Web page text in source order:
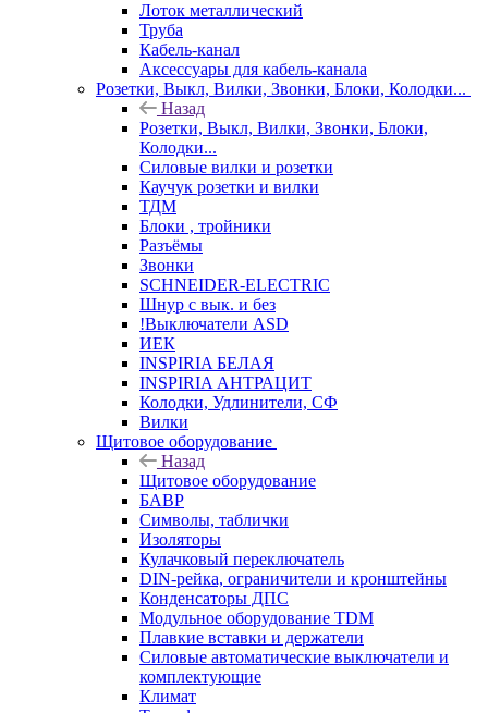
Лоток металлический
Труба
Кабель-канал
Аксессуары для кабель-канала
Розетки, Выкл, Вилки, Звонки, Блоки, Колодки...
Назад
Розетки, Выкл, Вилки, Звонки, Блоки,
Колодки...
Силовые вилки и розетки
Каучук розетки и вилки
ТДМ
Блоки , тройники
Разъёмы
Звонки
SCHNEIDER-ELECTRIC
Шнур с вык. и без
!Выключатели ASD
ИЕК
INSPIRIA БЕЛАЯ
INSPIRIA АНТРАЦИТ
Колодки, Удлинители, СФ
Вилки
Щитовое оборудование
Назад
Щитовое оборудование
БАВР
Символы, таблички
Изоляторы
Кулачковый переключатель
DIN-рейка, ограничители и кронштейны
Конденсаторы ДПС
Модульное оборудование TDM
Плавкие вставки и держатели
Силовые автоматические выключатели и
комплектующие
Климат